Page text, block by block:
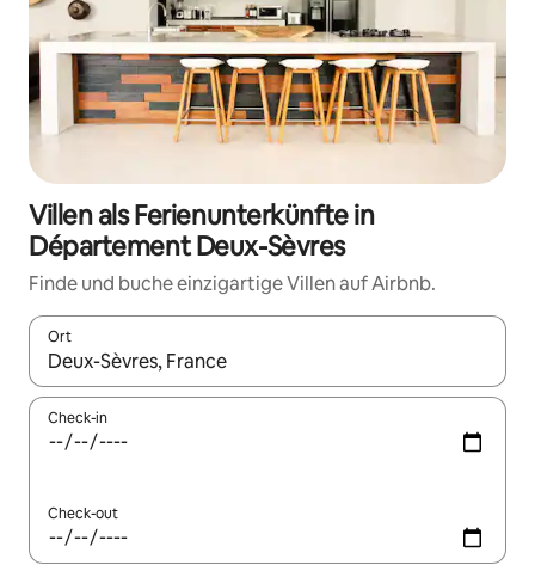
Villen als Ferienunterkünfte in
Département Deux-Sèvres
Finde und buche einzigartige Villen auf Airbnb.
Ort
Wenn Ergebnisse verfügbar sind, navigiere mit den
Check-in
Check-out